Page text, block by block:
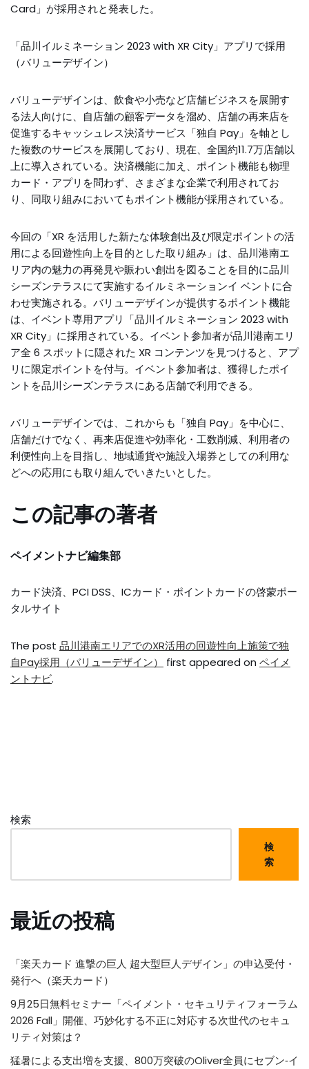
Card」が採用されと発表した。
「品川イルミネーション 2023 with XR City」アプリで採用
（バリューデザイン）
バリューデザインは、飲食や小売など店舗ビジネスを展開す
る法人向けに、自店舗の顧客データを溜め、店舗の再来店を
促進するキャッシュレス決済サービス「独自 Pay」を軸とし
た複数のサービスを展開しており、現在、全国約11.7万店舗以
上に導入されている。決済機能に加え、ポイント機能も物理
カード・アプリを問わず、さまざまな企業で利用されてお
り、同取り組みにおいてもポイント機能が採用されている。
今回の「XR を活用した新たな体験創出及び限定ポイントの活
用による回遊性向上を目的とした取り組み」は、品川港南エ
リア内の魅力の再発見や賑わい創出を図ることを目的に品川
シーズンテラスにて実施するイルミネーションイ ベントに合
わせ実施される。バリューデザインが提供するポイント機能
は、イベント専用アプリ「品川イルミネーション 2023 with
XR City」に採用されている。イベント参加者が品川港南エリ
ア全 6 スポットに隠された XR コンテンツを見つけると、アプ
リに限定ポイントを付与。イベント参加者は、獲得したポイ
ントを品川シーズンテラスにある店舗で利用できる。
バリューデザインでは、これからも「独自 Pay」を中心に、
店舗だけでなく、再来店促進や効率化・工数削減、利用者の
利便性向上を目指し、地域通貨や施設入場券としての利用な
どへの応用にも取り組んでいきたいとした。
この記事の著者
ペイメントナビ編集部
カード決済、PCI DSS、ICカード・ポイントカードの啓蒙ポー
タルサイト
The post 品川港南エリアでのXR活用の回遊性向上施策で独
自Pay採用（バリューデザイン）
first appeared on ペイメ
ントナビ.
検索
検
索
最近の投稿
「楽天カード 進撃の巨人 超大型巨人デザイン」の申込受付・
発行へ（楽天カード）
9月25日無料セミナー「ペイメント・セキュリティフォーラム
2026 Fall」開催、巧妙化する不正に対応する次世代のセキュ
リティ対策は？
猛暑による支出増を支援、800万突破のOliver全員にセブン‐イ